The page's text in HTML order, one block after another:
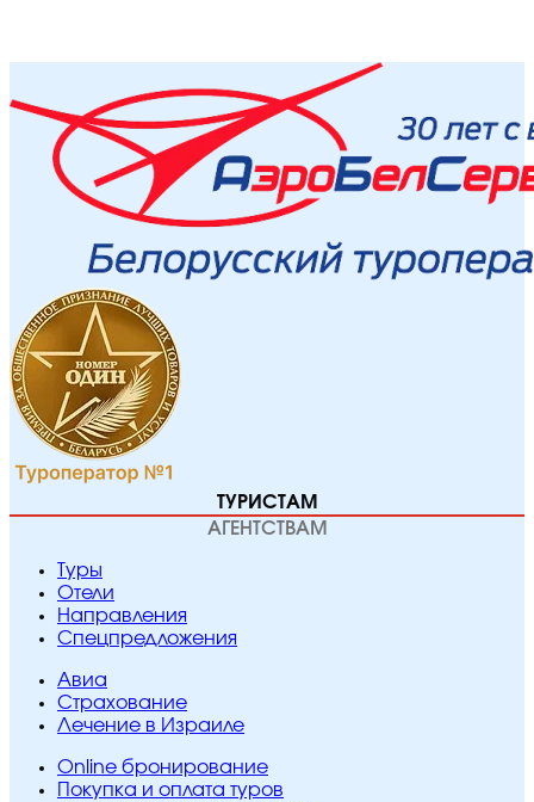
ТУРИСТАМ
АГЕНТСТВАМ
Туры
Отели
Направления
Спецпредложения
Авиа
Страхование
Лечение в Израиле
Online бронирование
Покупка и оплата туров